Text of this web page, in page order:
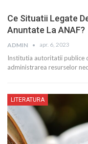
Ce Situatii Legate
Anuntate La ANAF?
ADMIN apr. 6, 2023
Institutia autoritatii publice
administrarea resurselor
LITERATURA